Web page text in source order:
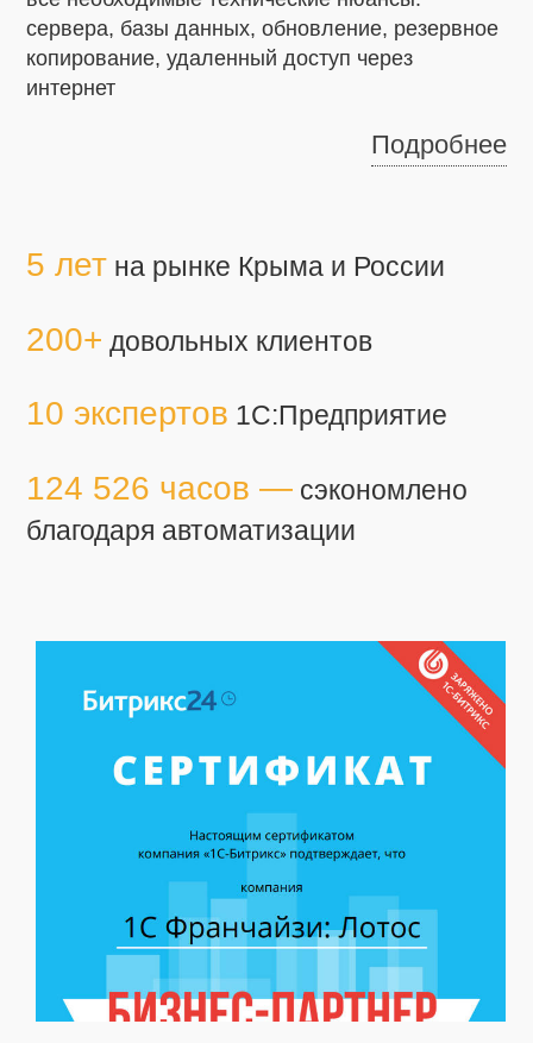
сервера, базы данных, обновление, резервное
копирование, удаленный доступ через
интернет
Подробнее
5 лет на рынке Крыма и России
200+ довольных клиентов
10 экспертов 1С:Предприятие
124 526 часов — сэкономлено
благодаря автоматизации